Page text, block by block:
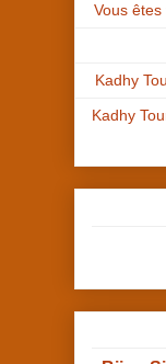
Vous
Kadhy
Kadhy